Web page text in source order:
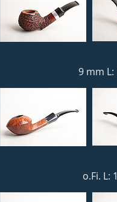
9 mm L:
o.Fi. L: